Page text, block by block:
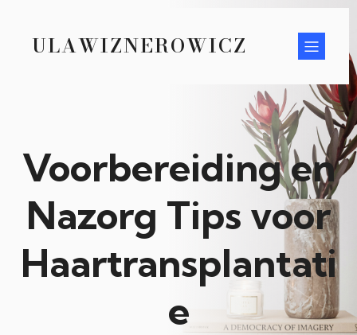
ULAWIZNEROWICZ
Voorbereiding en
Nazorg Tips voor
Haartransplantati
e